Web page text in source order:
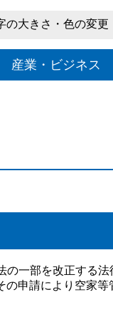
の大きさ・色の変更
産業・ビジネス
一部を改正する法
申請により空家